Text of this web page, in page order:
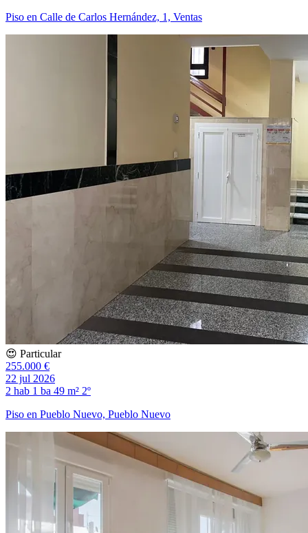
Piso en Calle de Carlos Hernández, 1, Ventas
😍 Particular
255.000 €
22 jul 2026
2 hab 1 ba 49 m² 2º
Piso en Pueblo Nuevo, Pueblo Nuevo